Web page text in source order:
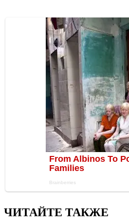
ЧИТАЙТЕ ТАКЖЕ